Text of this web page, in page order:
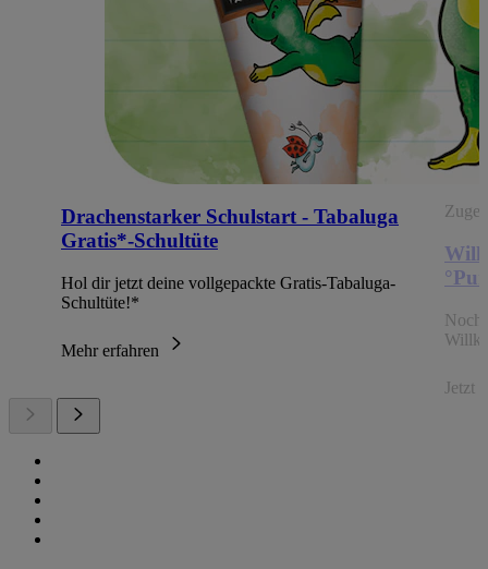
Drachenstarker Schulstart - Tabaluga
Gratis*-Schultüte
Hol dir jetzt deine vollgepackte Gratis-Tabaluga-
Schultüte!*
Mehr erfahren
Noch
Jetzt